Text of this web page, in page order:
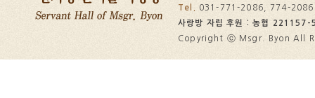
Tel.
031-771-2086, 774-
사랑방 자립 후원 : 농협
Copyright ⓒ Msgr. Byon All